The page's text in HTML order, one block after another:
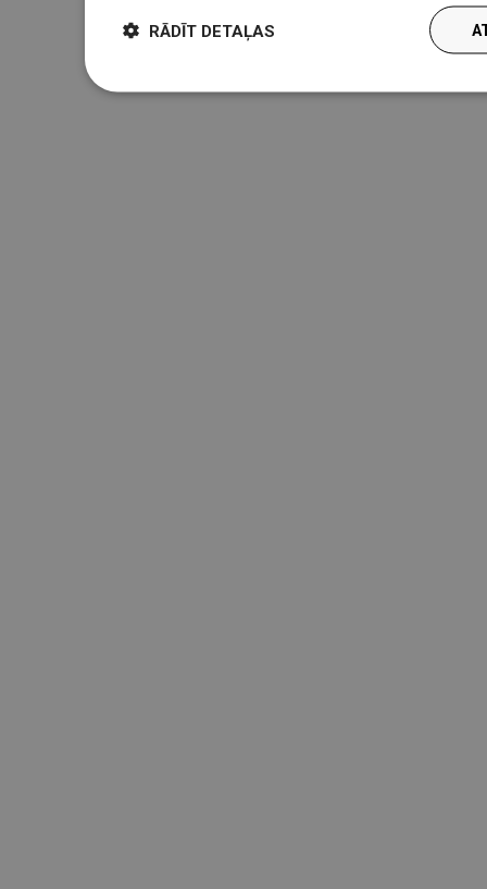
RĀDĪT DETAĻAS